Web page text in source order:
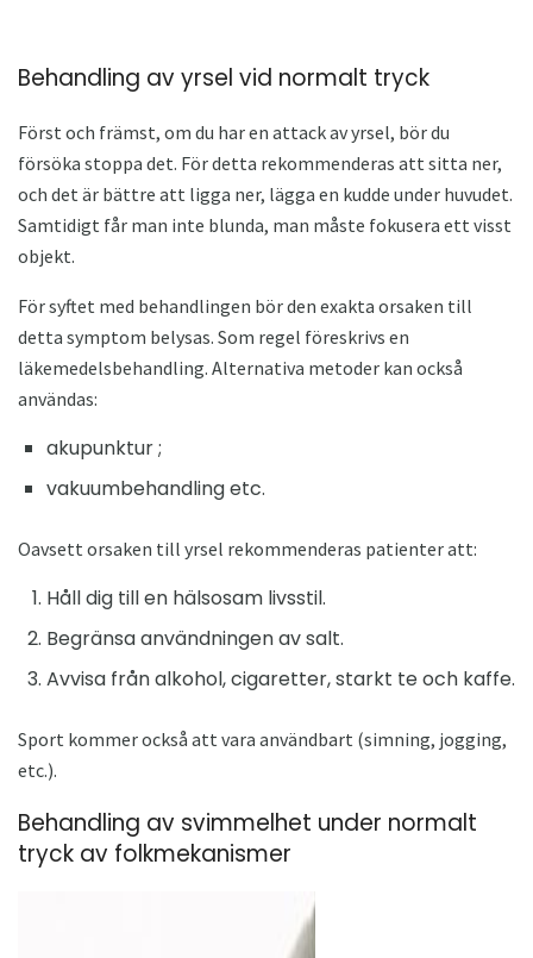
Behandling av yrsel vid normalt tryck
Först och främst, om du har en attack av yrsel, bör du
försöka stoppa det. För detta rekommenderas att sitta ner,
och det är bättre att ligga ner, lägga en kudde under huvudet.
Samtidigt får man inte blunda, man måste fokusera ett visst
objekt.
För syftet med behandlingen bör den exakta orsaken till
detta symptom belysas. Som regel föreskrivs en
läkemedelsbehandling. Alternativa metoder kan också
användas:
akupunktur ;
vakuumbehandling etc.
Oavsett orsaken till yrsel rekommenderas patienter att:
Håll dig till en hälsosam livsstil.
Begränsa användningen av salt.
Avvisa från alkohol, cigaretter, starkt te och kaffe.
Sport kommer också att vara användbart (simning, jogging,
etc.).
Behandling av svimmelhet under normalt
tryck av folkmekanismer